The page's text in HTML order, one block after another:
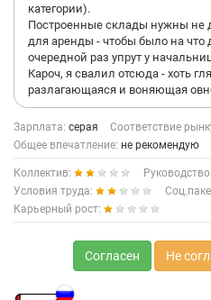
категории).
Построенные склады нужны не
для аренды - чтобы было на что
очередной раз упрут у
Кароч, я свалил отсюда - хоть
разлагающаяся и воняющая
Зарплата: серая Соответствие
Общее впечатление: не рекомендую
Коллектив:
Руководство:
Условия труда:
Карьерный рост:
Согласен Не